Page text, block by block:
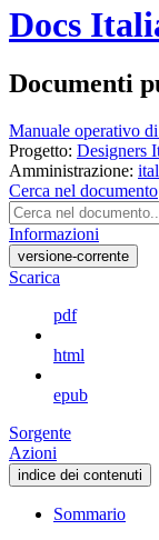
Docs
Documenti
Manuale operativo
Progetto: Designers
Amministrazione:
Cerca nel documento
Informazioni
versione-corrente
Scarica
pdf
html
epub
Sorgente
Azioni
indice dei contenuti
Sommario